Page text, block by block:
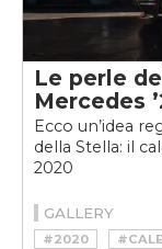
Le perle
Mercedes
Ecco un’idea
della Stella: il
2020
GALLERY
#2020